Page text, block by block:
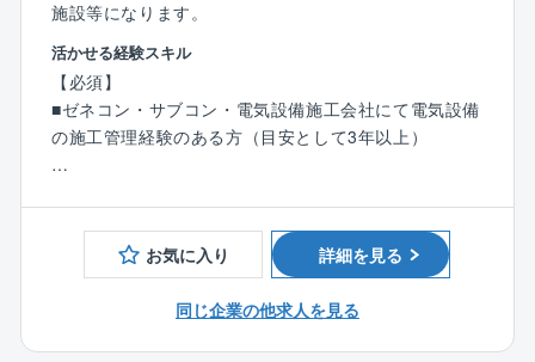
その分、厳しいお言葉を頂戴することもありますが、
それが達成感ややりがいに繋がります。
◇円滑、柔軟なプロジェクト遂行
約7,8割が自社請け案件です。設計～施工管理～保守サ
「外注さんと意思の疎通が図れていなかった」「軽微
な変更も時間がかかる」といった業界特有の問題も起
こりにくい体制です。
◇穏やかでフラットな社風
同社の特徴は「チームの和を重んじて働く」「穏やか
施設等になります。
活かせる経験スキル
【必須】
■ゼネコン・サブコン・電気設備施工会社にて電気設備
の施工管理経験のある方（目安として3年以上）
お気に入り
詳細を見る
同じ企業の他求人を見る